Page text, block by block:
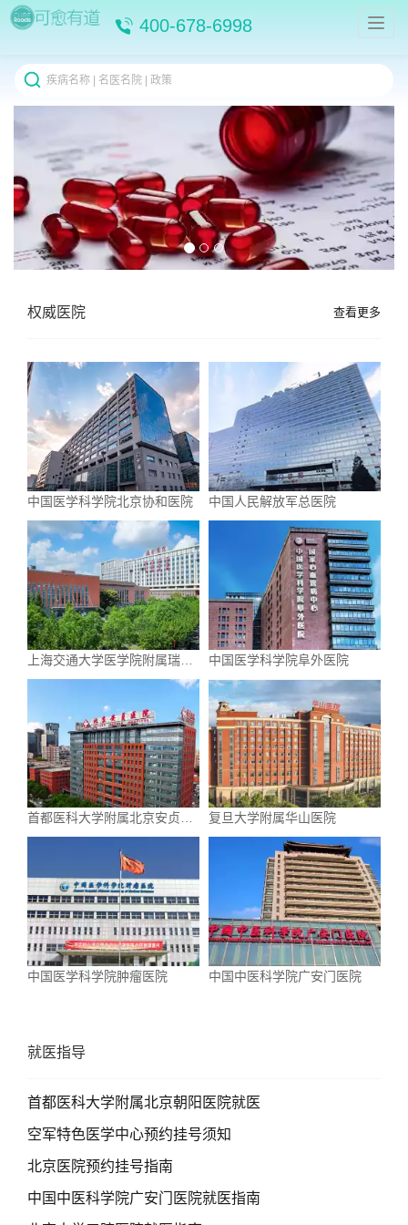
400-678-6998
权威医院 查看更多
中国医学科学院北京协和医院 中国人民解放军总医院
上海交通大学医学院附属瑞金
医院
中国医学科学院阜外医院
首都医科大学附属北京安贞医
院
复旦大学附属华山医院
中国医学科学院肿瘤医院 中国中医科学院广安门医院
就医指导
首都医科大学附属北京朝阳医院就医
空军特色医学中心预约挂号须知
北京医院预约挂号指南
中国中医科学院广安门医院就医指南